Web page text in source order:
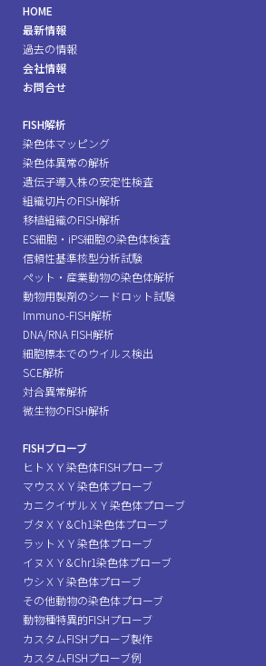
HOME
最新情報
過去の情報
会社情報
お問合せ
FISH解析
染色体マッピング
染色体異常の解析
遺伝子導入株の安定性検査
組織切片のFISH解析
移植組織のFISH解析
ES細胞・iPS細胞の染色体検査
信頼性基準核型分析試験
ペット・産業動物の染色体解析
動物用製剤のシードロット試験
Immuno-FISH解析
DNA/RNA FISH解析
細胞標本でのウイルス検出
SCE解析
対合異常解析
微生物のFISH解析
FISHプローブ
ヒトＸＹ染色体FISHプローブ
マウスＸＹ染色体プローブ
カニクイザルＸＹ染色体プローブ
ブタＸＹ&Ch1染色体プローブ
ラットＸＹ染色体プローブ
イヌＸＹ&Chr1染色体プローブ
ウシＸＹ染色体プローブ
その他動物の染色体プローブ
動物種特異的FISHプローブ
カスタムFISHプローブ製作
カスタムFISHプローブ例